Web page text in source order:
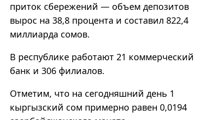
приток сбережений — объем депозитов
вырос на 38,8 процента и составил 822,4
миллиарда сомов.
В республике работают 21 коммерческий
банк и 306 филиалов.
Отметим, что на сегодняшний день 1
кыргызский сом примерно равен 0,0194